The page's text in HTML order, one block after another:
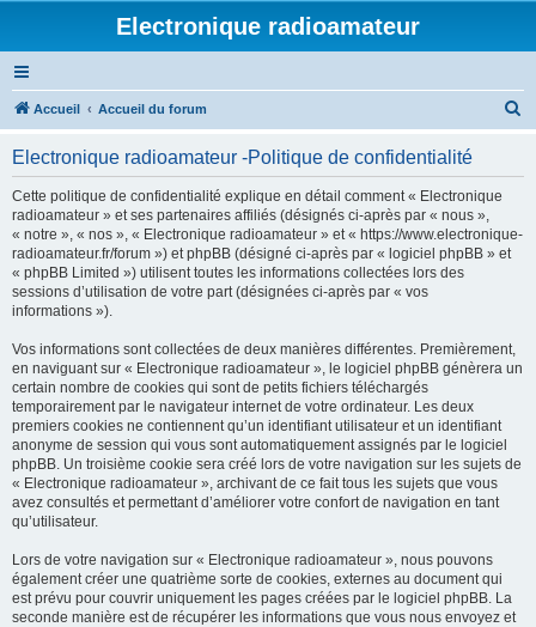
Electronique radioamateur
Accueil Accueil du forum
Electronique radioamateur -Politique de confidentialité
Cette politique de confidentialité explique en détail comment « Electronique
radioamateur » et ses partenaires affiliés (désignés ci-après par « nous »,
« notre », « nos », « Electronique radioamateur » et « https://www.electronique-
radioamateur.fr/forum ») et phpBB (désigné ci-après par « logiciel phpBB » et
« phpBB Limited ») utilisent toutes les informations collectées lors des
sessions d’utilisation de votre part (désignées ci-après par « vos
informations »).
Vos informations sont collectées de deux manières différentes. Premièrement,
en naviguant sur « Electronique radioamateur », le logiciel phpBB génèrera un
certain nombre de cookies qui sont de petits fichiers téléchargés
temporairement par le navigateur internet de votre ordinateur. Les deux
premiers cookies ne contiennent qu’un identifiant utilisateur et un identifiant
anonyme de session qui vous sont automatiquement assignés par le logiciel
phpBB. Un troisième cookie sera créé lors de votre navigation sur les sujets de
« Electronique radioamateur », archivant de ce fait tous les sujets que vous
avez consultés et permettant d’améliorer votre confort de navigation en tant
qu’utilisateur.
Lors de votre navigation sur « Electronique radioamateur », nous pouvons
également créer une quatrième sorte de cookies, externes au document qui
est prévu pour couvrir uniquement les pages créées par le logiciel phpBB. La
seconde manière est de récupérer les informations que vous nous envoyez et